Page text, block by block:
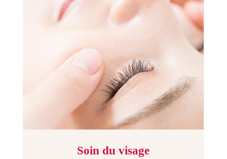
Soin du visage